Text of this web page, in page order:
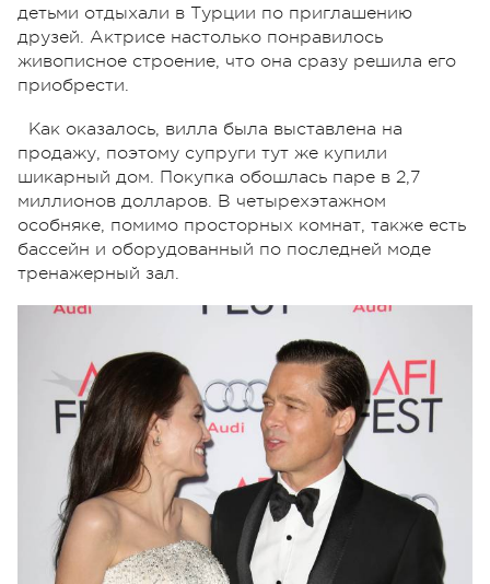
детьми отдыхали в Турции по приглашению
друзей. Актрисе настолько понравилось
живописное строение, что она сразу решила его
приобрести.
Как оказалось, вилла была выставлена на
продажу, поэтому супруги тут же купили
шикарный дом. Покупка обошлась паре в 2,7
миллионов долларов. В четырехэтажном
особняке, помимо просторных комнат, также есть
бассейн и оборудованный по последней моде
тренажерный зал.